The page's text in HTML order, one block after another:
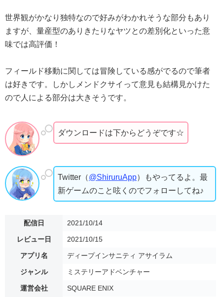
世界観がかなり独特なので好みがわかれそうな部分もあり
ますが、量産型のありきたりなヤツとの差別化といった意
味では高評価！
フィールド移動に関しては冒険している感がでるので筆者
は好きです。しかしメンドクサイって意見も結構見かけた
ので人による部分は大きそうです。
ダウンロードは下からどうぞです☆
Twitter（@ShiruruApp）もやってるよ。最
新ゲームのこと呟くのでフォローしてね♪
配信日 2021/10/14
レビュー日 2021/10/15
アプリ名 ディープインサニティ アサイラム
ジャンル ミステリーアドベンチャー
運営会社 SQUARE ENIX